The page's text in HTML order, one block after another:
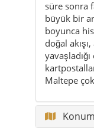
süre sonra
büyük bir
boyunca
doğal
Maltepe